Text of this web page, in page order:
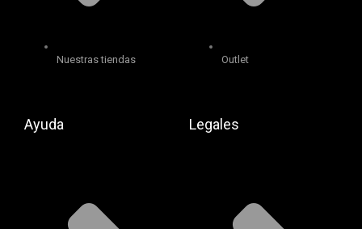
Nuestras tiendas Outlet
Ayuda Legales